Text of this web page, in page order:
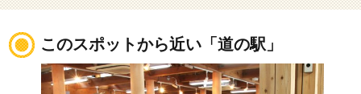
このスポットから近い「道の駅」